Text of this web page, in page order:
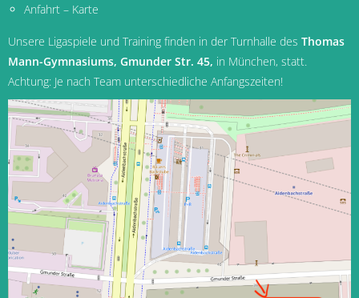
Anfahrt – Karte
Unsere Ligaspiele und Training finden in der Turnhalle des Thomas
Mann-Gymnasiums, Gmunder Str. 45, in München, statt.
Achtung: Je nach Team unterschiedliche Anfangszeiten!